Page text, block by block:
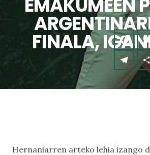
EMAKUMEEN
FINALA,
Hernaniarren arteko lehia izango